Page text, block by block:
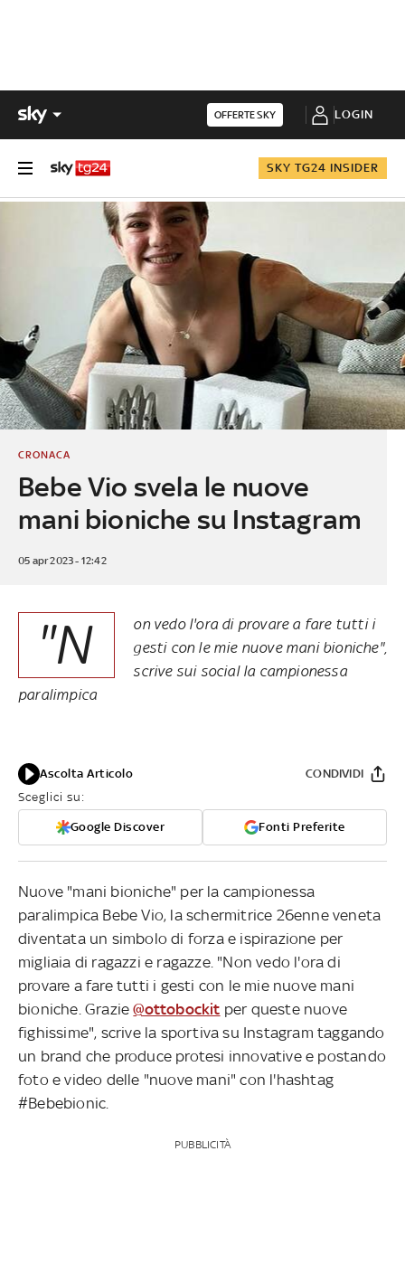
OFFERTE SKY LOGIN
SKY TG24 INSIDER
Bebe Vio svela le nuove
mani bioniche su Instagram
CRONACA
05 apr 2023 - 12:42
"N
on vedo l'ora di provare a fare tutti i
gesti con le mie nuove mani bioniche",
scrive sui social la campionessa
paralimpica
Ascolta Articolo
Sceglici su:
Google Discover Fonti Preferite
CONDIVIDI
Nuove "mani bioniche" per la campionessa
paralimpica Bebe Vio, la schermitrice 26enne veneta
diventata un simbolo di forza e ispirazione per
migliaia di ragazzi e ragazze. "Non vedo l'ora di
provare a fare tutti i gesti con le mie nuove mani
bioniche. Grazie@ottobockit per queste nuove
fighissime", scrive la sportiva su Instagram taggando
un brand che produce protesi innovative e postando
foto e video delle "nuove mani" con l'hashtag
#Bebebionic.
PUBBLICITÀ